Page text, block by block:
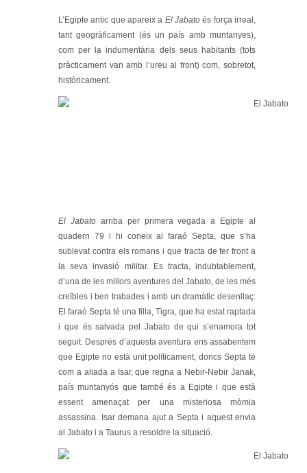
L’Egipte antic que apareix a El Jabato és força irreal,
tant geogràficament (és un país amb muntanyes),
com per la indumentària dels seus habitants (tots
pràcticament van amb l’ureu al front) com, sobretot,
històricament.
El Jabatoarriba per primera vegada a Egipte al
quadern 79 i hi coneix al faraó Septa, que s’ha
sublevat contra els romans i que tracta de fer front a
la seva invasió militar. Es tracta, indubtablement,
d’una de les millors aventures del Jabato, de les més
creïbles i ben trabades i amb un dramàtic desenllaç:
El faraó Septa té una filla, Tigra, que ha estat raptada
i que és salvada pel Jabato de qui s’enamora tot
seguit. Després d’aquesta aventura ens assabentem
que Egipte no està unit políticament, doncs Septa té
com a aliada a Isar, que regna a Nebir-Nebir Janak,
país muntanyós que també és a Egipte i que està
essent amenaçat per una misteriosa mòmia
assassina. Isar demana ajut a Septa i aquest envia
al Jabato i a Taurus a resoldre la situació.